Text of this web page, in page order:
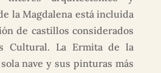
la Magdalena está incluida
de castillos considerados
Cultural. La Ermita de la
nave y sus pinturas más